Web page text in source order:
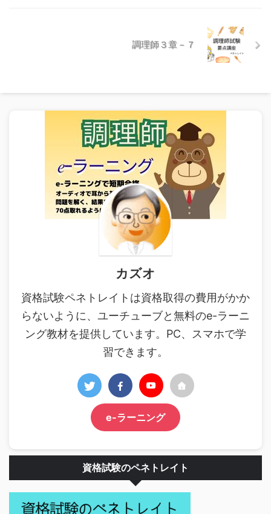
調理師３章－７
カズオ
資格試験ペネトレイトは資格取得の費用がかか
らないように、ユーチューブと無料のe-ラーニ
ング教材を提供しています。PC、スマホで学
習できます。
e-ラーニング
資格試験のペネトレイト